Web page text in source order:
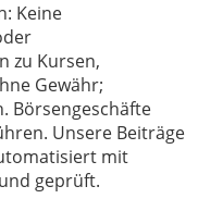
Keine
zu Kursen,
Gewähr;
Börsengeschäfte
Unsere Beiträge
mit
geprüft.